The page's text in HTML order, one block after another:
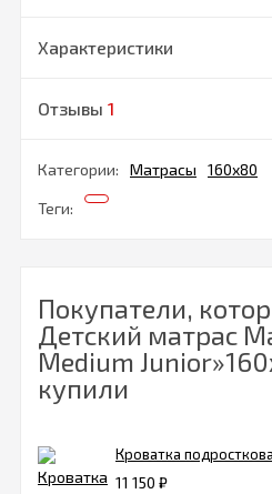
Характеристики
Отзывы 1
Категории: Матрасы 160х80
Теги:
Покупатели,
Детский матрас
Medium
купили
Кроватка
11 150 ₽